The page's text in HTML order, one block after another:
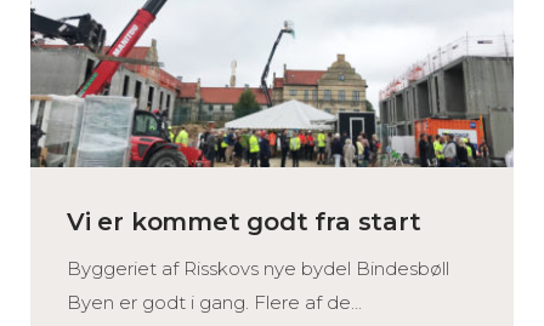
Vi er kommet godt fra start
Byggeriet af Risskovs nye bydel Bindesbøll
Byen er godt i gang. Flere af de...